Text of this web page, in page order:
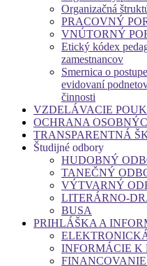
Organizačná
PRACOVNÝ
VNÚTORNÝ
Etický kódex
zamestnancov
Smernica o
evidovaní
činnosti
VZDELÁVACIE
OCHRANA
TRANSPARENTNÁ
Študijné odbory
HUDOBNÝ
TANEČNÝ
VÝTVARNÝ
LITERÁRNO-
BUSA
PRIHLÁŠKA A
INFORMÁCIE K